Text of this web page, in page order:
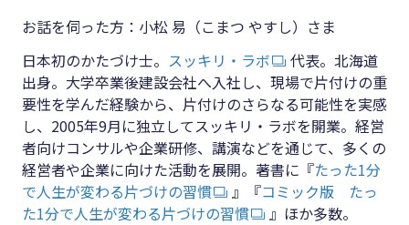
お話を伺った方：小松 易（こまつ やすし）さま
日本初のかたづけ士。 スッキリ・ラボ
代表。北海道
出身。大学卒業後建設会社へ入社し、現場で片付けの重
要性を学んだ経験から、片付けのさらなる可能性を実感
し、2005年9月に独立してスッキリ・ラボを開業。経営
者向けコンサルや企業研修、講演などを通じて、多くの
経営者や企業に向けた活動を展開。著書に『たった1分
で人生が変わる片づけの習慣
』『コミック版 たっ
た1分で人生が変わる片づけの習慣
』ほか多数。